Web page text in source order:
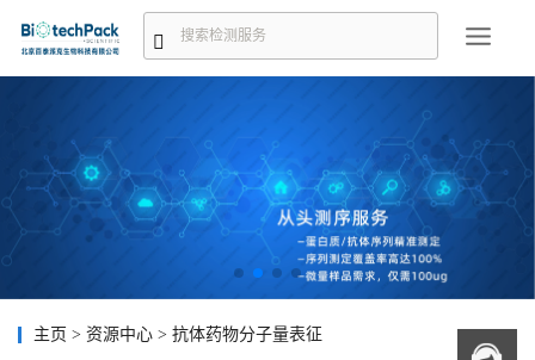
主页 > 资源中心 > 抗体药物分子量表征